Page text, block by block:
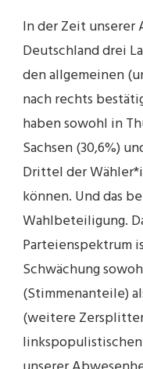
In der Zeit
Deutschland drei
den allgemeinen
nach rechts
haben sowohl in
Sachsen (30,6%)
Drittel der
können. Und das
Wahlbeteiligung.
Parteienspektrum
Schwächung
(Stimmenanteile)
(weitere